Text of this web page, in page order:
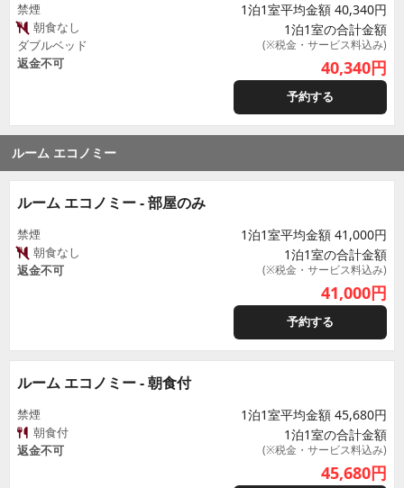
禁煙
朝食なし
ダブルベッド
返金不可
1泊1室平均金額 40,340円
1泊1室の合計金額
(※税金・サービス料込み)
40,340円
予約する
ルーム エコノミー
ルーム エコノミー - 部屋のみ
禁煙
朝食なし
返金不可
1泊1室平均金額 41,000円
1泊1室の合計金額
(※税金・サービス料込み)
41,000円
予約する
ルーム エコノミー - 朝食付
禁煙
朝食付
返金不可
1泊1室平均金額 45,680円
1泊1室の合計金額
(※税金・サービス料込み)
45,680円